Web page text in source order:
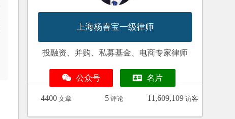
上海杨春宝一级律师
投融资、并购、私募基金、电商专家律师
公众号 名片
4400 文章 5 评论 11,609,109 访客